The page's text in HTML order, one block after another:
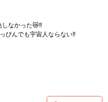
なかった😿‼️
っぴんでも宇宙人ならない‼️